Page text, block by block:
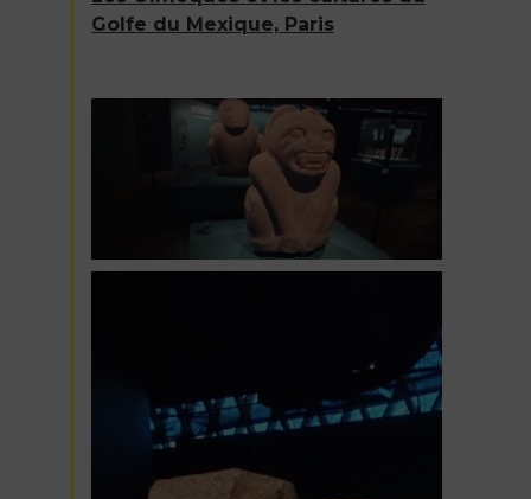
Golfe du Mexique, Paris